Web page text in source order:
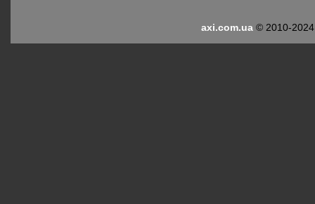
axi.com.ua© 2010-2024.